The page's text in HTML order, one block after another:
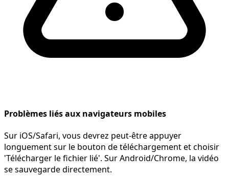
Problèmes liés aux navigateurs mobiles
Sur iOS/Safari, vous devrez peut-être appuyer
longuement sur le bouton de téléchargement et choisir
'Télécharger le fichier lié'. Sur Android/Chrome, la vidéo
se sauvegarde directement.